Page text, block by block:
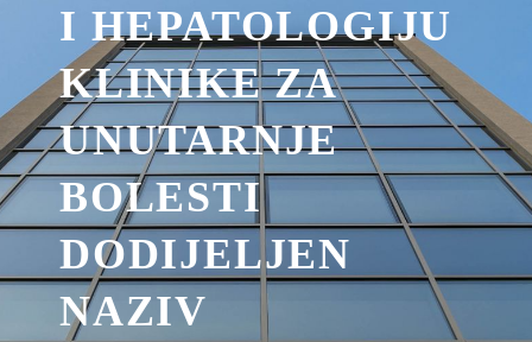
I HEPATOLOGIJU
KLINIKE ZA
UNUTARNJE
BOLESTI
DODIJELJEN
NAZIV